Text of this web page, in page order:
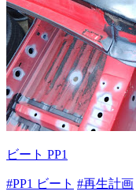
ビート PP1
#PP1 ビート #再生計画